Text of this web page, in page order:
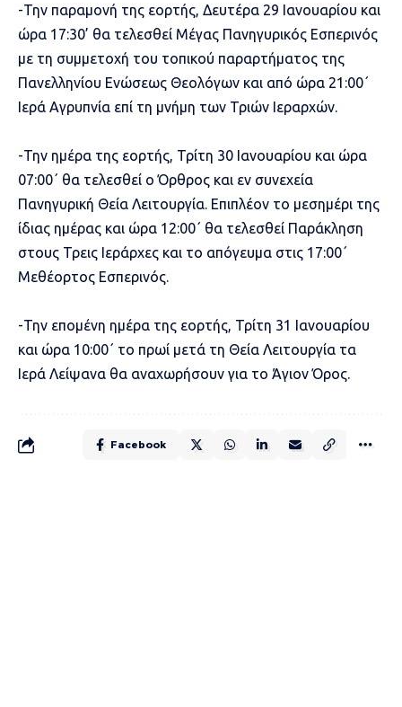
-Την παραμονή της εορτής, Δευτέρα 29 Ιανουαρίου και
ώρα 17:30’ θα τελεσθεί Μέγας Πανηγυρικός Εσπερινός
με τη συμμετοχή του τοπικού παραρτήματος της
Πανελληνίου Ενώσεως Θεολόγων και από ώρα 21:00΄
Ιερά Αγρυπνία επί τη μνήμη των Τριών Ιεραρχών.
-Την ημέρα της εορτής, Τρίτη 30 Ιανουαρίου και ώρα
07:00΄ θα τελεσθεί ο Όρθρος και εν συνεχεία
Πανηγυρική Θεία Λειτουργία. Επιπλέον το μεσημέρι της
ίδιας ημέρας και ώρα 12:00΄ θα τελεσθεί Παράκληση
στους Τρεις Ιεράρχες και το απόγευμα στις 17:00΄
Μεθέορτος Εσπερινός.
-Την επομένη ημέρα της εορτής, Τρίτη 31 Ιανουαρίου
και ώρα 10:00΄ το πρωί μετά τη Θεία Λειτουργία τα
Ιερά Λείψανα θα αναχωρήσουν για το Άγιον Όρος.
Facebook